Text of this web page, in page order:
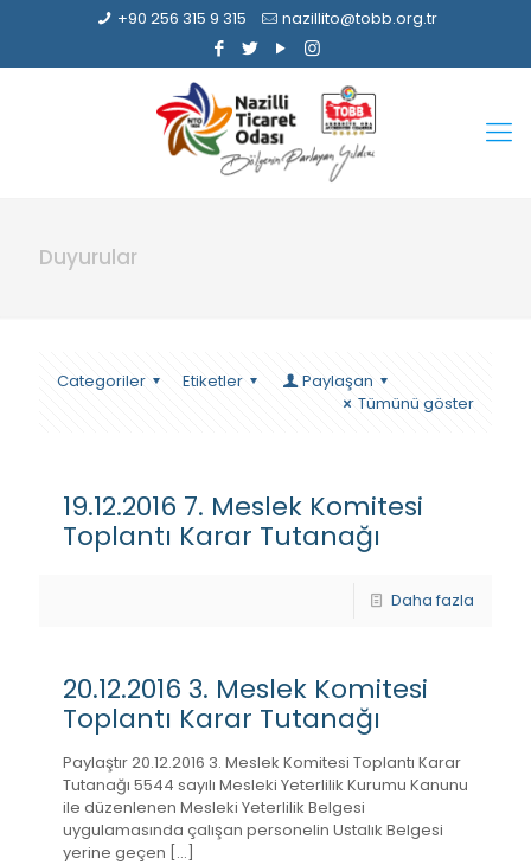
+90 256 315 9 315 nazillito@tobb.org.tr
Duyurular
Categoriler Etiketler
Paylaşan
Tümünü göster
19.12.2016 7. Meslek Komitesi
Toplantı Karar Tutanağı
Daha fazla
20.12.2016 3. Meslek Komitesi
Toplantı Karar Tutanağı
Paylaştır 20.12.2016 3. Meslek Komitesi Toplantı Karar
Tutanağı 5544 sayılı Mesleki Yeterlilik Kurumu Kanunu
ile düzenlenen Mesleki Yeterlilik Belgesi
uygulamasında çalışan personelin Ustalık Belgesi
yerine geçen […]